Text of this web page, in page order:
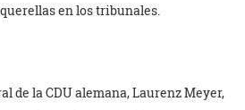
en los tribunales.
de la CDU alemana, Laurenz Meyer,